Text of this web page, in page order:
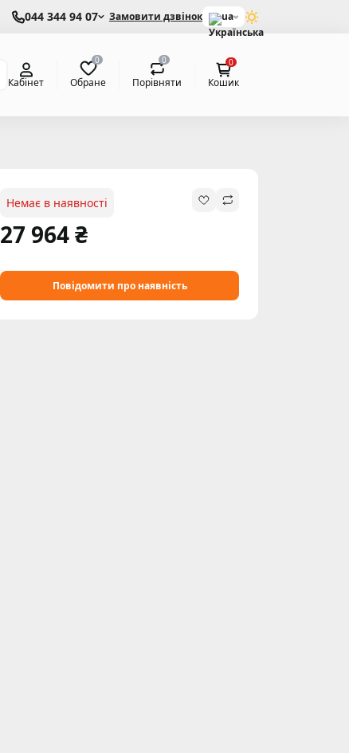
044 344 94 07 Замовити дзвінок ua
Кабінет
0
Обране
0
Порівняти
0
Кошик
Немає в наявності
27 964 ₴
Повідомити про наявність